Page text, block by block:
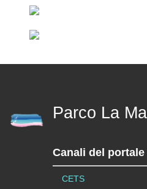
Parco La
Canali del portale
CETS